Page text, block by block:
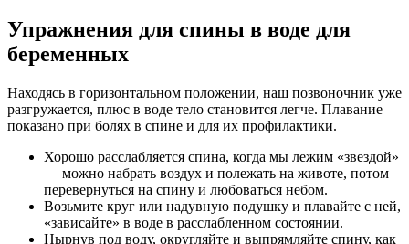
Упражнения для спины в воде для
беременных
Находясь в горизонтальном положении, наш позвоночник уже
разгружается, плюс в воде тело становится легче. Плавание
показано при болях в спине и для их профилактики.
Хорошо расслабляется спина, когда мы лежим «звездой»
— можно набрать воздух и полежать на животе, потом
перевернуться на спину и любоваться небом.
Возьмите круг или надувную подушку и плавайте с ней,
«зависайте» в воде в расслабленном состоянии.
Нырнув под воду, округляйте и выпрямляйте спину, как